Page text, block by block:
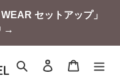
セットアップ」
→
検索 ログインカート